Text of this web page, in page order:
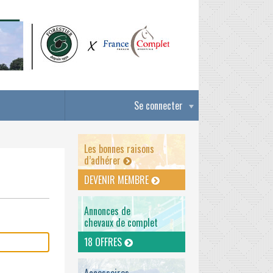
Se connecter
Les bonnes raisons
d’adhérer
DEVENIR MEMBRE
Annonces de
chevaux de complet
18 OFFRES